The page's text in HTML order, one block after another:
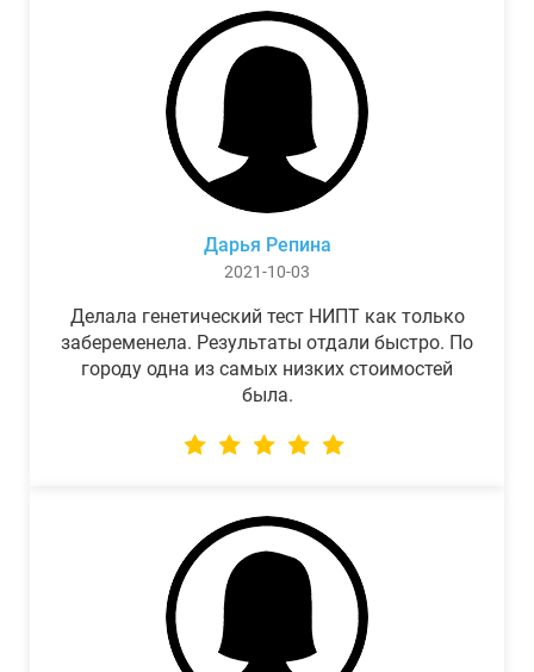
Дарья Репина
2021-10-03
Делала генетический тест НИПТ как только
забеременела. Результаты отдали быстро. По
городу одна из самых низких стоимостей
была.